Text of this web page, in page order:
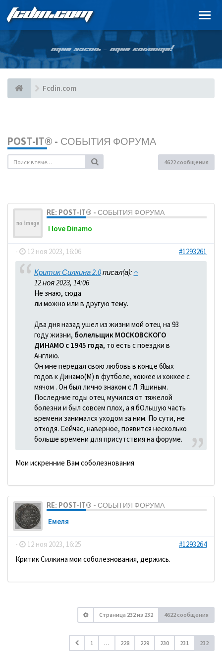
FCDIN.COM
ОДНА ЖИЗНЬ – ОДНА КОМАНДА!
Fcdin.com
POST-IT® - СОБЫТИЯ ФОРУМА
4622 сообщения
RE: POST-IT® - СОБЫТИЯ ФОРУМА
I love Dinamo
- 12 ноя 2023, 16:06 #1293261
Критик Силкина 2.0писал(а): ↑
12 ноя 2023, 14:06
Не знаю, сюда
ли можно или в другую тему.
Два дня назад ушел из жизни мой отец на 93
году жизни, болельщик МОСКОВСКОГО
ДИНАМО с 1945 года, то есть с поездки в
Англию.
Он мне передал свою любовь в конце 60ых
годов к Динамо(М) в футболе, хоккее и хоккее с
мячом . Он был лично знаком с Л. Яшиным.
Последние годы отец мучился от тяжелой
болезни и был совсем плох, а я бОльшую часть
времени занимался уходом за ним. По сути, не
отходя. Сейчас, наверное, появится несколько
больше времени для присутствия на форуме.
Мои искренние Вам соболезнования
RE: POST-IT® - СОБЫТИЯ ФОРУМА
Емеля
- 12 ноя 2023, 16:25
#1293264
Критик Силкина мои соболезнования, держись.
Страница 232из 232 4622 сообщения
1 … 228 229 230 231 232